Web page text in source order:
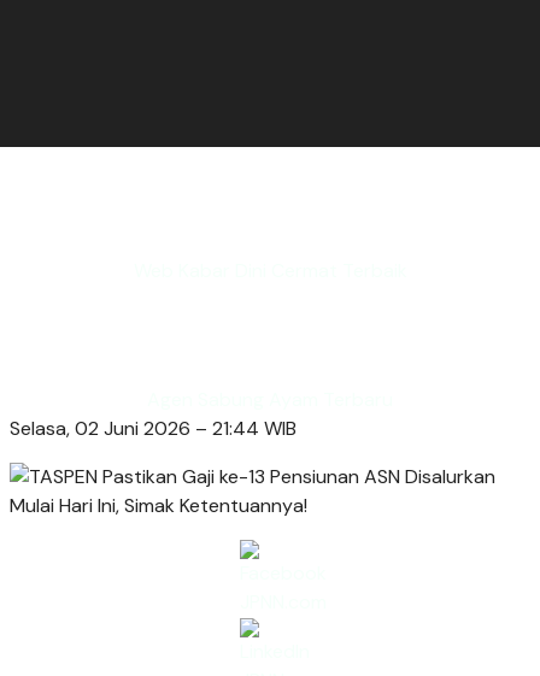
Selasa, 02 Juni 2026 – 21:44 WIB